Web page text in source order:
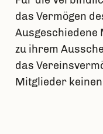
das Vermögen
zu ihrem
das
Mitglieder